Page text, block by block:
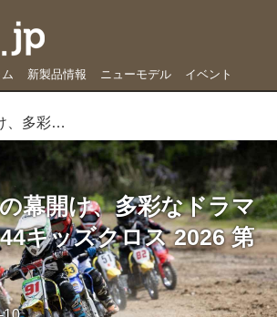
新製品情報 ニューモデル イベント
新シーズンの幕開け、多彩なドラマが生まれた44キッズクロス 2026 第1戦
幕開け、多彩なドラマ
キッズクロス 2026 第